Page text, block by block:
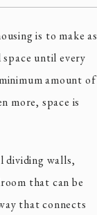
is to make as
space until every
amount of
more, space is
dividing walls,
that can be
that connects